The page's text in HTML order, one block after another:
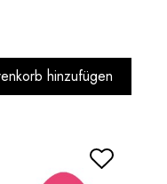
hinzufügen